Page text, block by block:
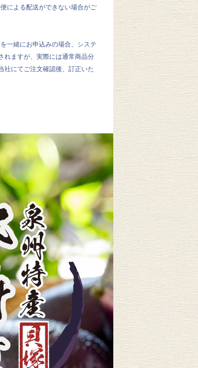
による配送ができない場合がご
一緒にお申込みの場合、システ
れますが、実際には通常商品分
社にてご注文確認後、訂正いた